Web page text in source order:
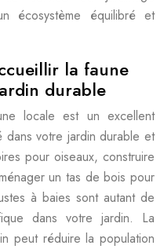
écosystème équilibré et
la faune
durable
locale est un excellent
dans votre jardin durable et
pour oiseaux, construire
un tas de bois pour
à baies sont autant de
dans votre jardin. La
peut réduire la population